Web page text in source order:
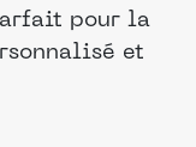
pour la
et
le meilleur